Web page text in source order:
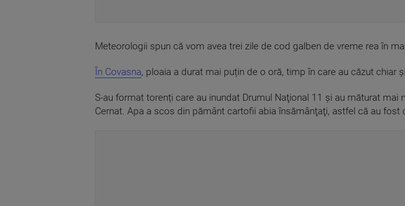
Meteorologii spun că vom avea trei zile de cod galben de vreme rea în
În Covasna, ploaia a durat mai puțin de o oră, timp în care au căzut chiar
S-au format torenți care au inundat Drumul Naţional 11 şi au măturat mai
Cernat. Apa a scos din pământ cartofii abia însămânţaţi, astfel că au